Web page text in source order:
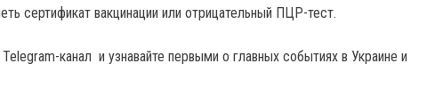
сертификат вакцинации или отрицательный ПЦР-тест.
канал и узнавайте первыми о главных событиях в Украине и